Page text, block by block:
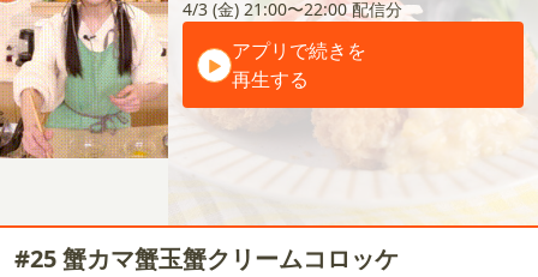
4/3 (金) 21:00〜22:00配信分
アプリで続きを
再生する
#25 蟹カマ蟹玉蟹クリームコロッケ